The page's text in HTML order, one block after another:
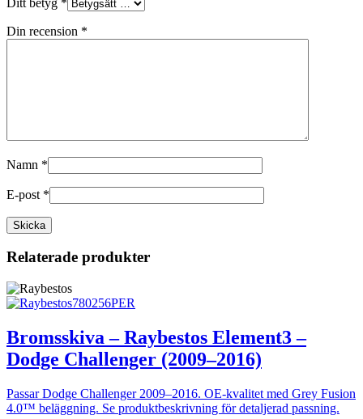
Din recension *
Namn *
E-post *
Relaterade produkter
Bromsskiva – Raybestos Element3 –
Dodge Challenger (2009–2016)
Passar Dodge Challenger 2009–2016. OE-kvalitet med Grey Fusion
4.0™ beläggning. Se produktbeskrivning för detaljerad passning.